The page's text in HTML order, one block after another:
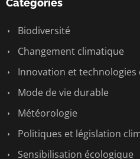
Catégories
Biodiversité
Changement climatique
Innovation et technologies
Mode de vie durable
Météorologie
Politiques et législation
Sensibilisation écologique